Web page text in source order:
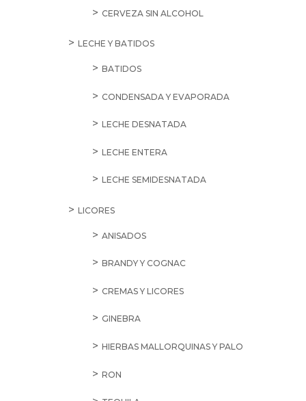
CERVEZA SIN ALCOHOL
LECHE Y BATIDOS
BATIDOS
CONDENSADA Y EVAPORADA
LECHE DESNATADA
LECHE ENTERA
LECHE SEMIDESNATADA
LICORES
ANISADOS
BRANDY Y COGNAC
CREMAS Y LICORES
GINEBRA
HIERBAS MALLORQUINAS Y PALO
RON